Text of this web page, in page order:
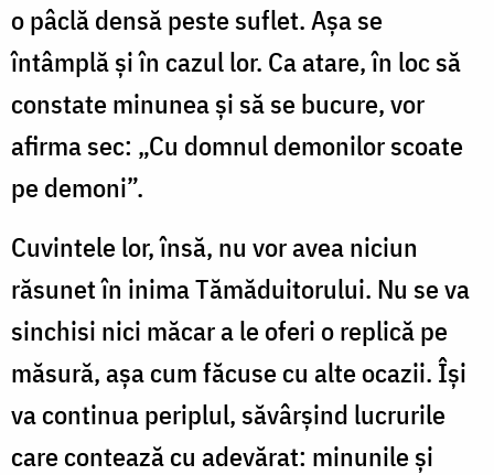
o pâclă densă peste suflet. Așa se
întâmplă și în cazul lor. Ca atare, în loc să
constate minunea și să se bucure, vor
afirma sec: „Cu domnul demonilor scoate
pe demoni”.
Cuvintele lor, însă, nu vor avea niciun
răsunet în inima Tămăduitorului. Nu se va
sinchisi nici măcar a le oferi o replică pe
măsură, așa cum făcuse cu alte ocazii. Își
va continua periplul, săvârșind lucrurile
care contează cu adevărat: minunile și